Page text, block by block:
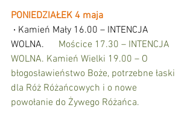
PONIEDZIAŁEK 4 maja
· Kamień Mały 16.00 – INTENCJA
WOLNA. Mościce 17.30 – INTENCJA
WOLNA. Kamień Wielki 19.00 – O
błogosławieństwo Boże, potrzebne łaski
dla Róż Różańcowych i o nowe
powołanie do Żywego Różańca.